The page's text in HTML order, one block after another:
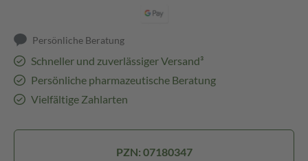
Persönliche Beratung
Schneller und zuverlässiger Versand³
Persönliche pharmazeutische Beratung
Vielfältige Zahlarten
PZN: 07180347